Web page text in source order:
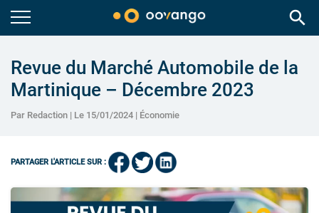
search
Revue du Marché Automobile de la
Martinique – Décembre 2023
Par Redaction | Le 15/01/2024 | Économie
PARTAGER L'ARTICLE SUR :